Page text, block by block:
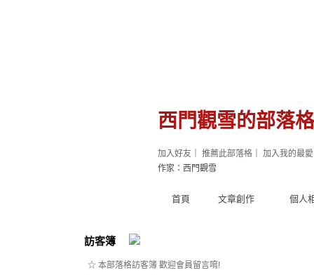
西門觀雪的部落格
首頁 文章創作 個人
加入好友 推薦此部落格 加入我的最愛
作家：西門觀雪
訪客簿
☆ 本部落格訪客簿 歡迎會員留言唷!